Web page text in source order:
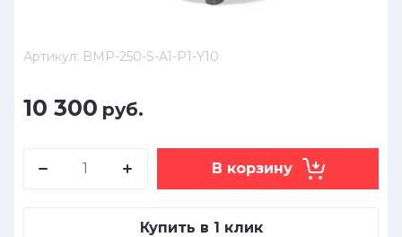
Артикул: BMP-250-S-A1-P1-Y10
10 300 руб.
В корзину
Купить в 1 клик